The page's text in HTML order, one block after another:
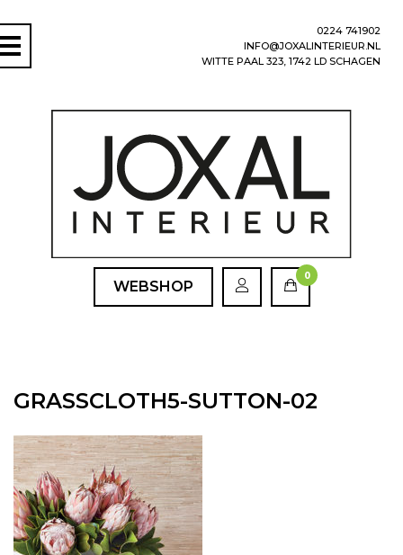
0224 741902
INFO@JOXALINTERIEUR.NL
WITTE PAAL 323, 1742 LD SCHAGEN
WEBSHOP
0
GRASSCLOTH5-SUTTON-02